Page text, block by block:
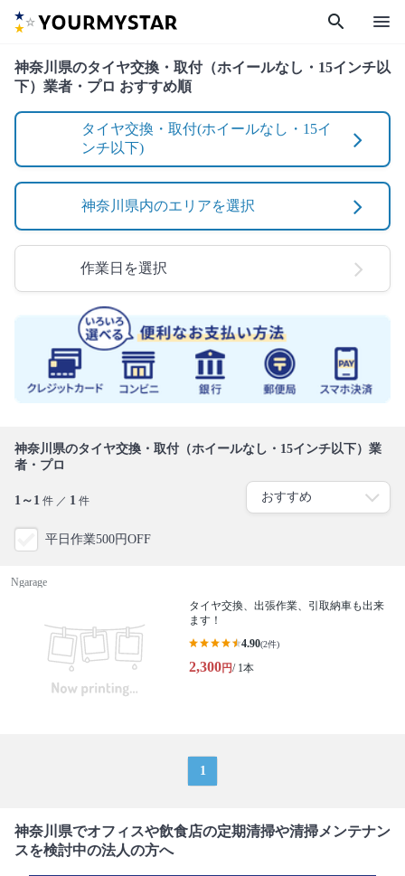
search menu
神奈川県のタイヤ交換・取付（ホイールなし・15インチ以
下）業者・プロ おすすめ順
タイヤ交換・取付(ホイールなし・15イ
ンチ以下)
神奈川県内のエリアを選択
作業日を選択
神奈川県のタイヤ交換・取付（ホイールなし・15インチ以下）業
者・プロ
1～1 件 ／ 1 件
平日作業500円OFF
Ngarage
タイヤ交換、出張作業、引取納車も出来
ます！
4.90(2件)
2,300円/ 1本
1
神奈川県でオフィスや飲食店の定期清掃や清掃メンテナン
スを検討中の法人の方へ